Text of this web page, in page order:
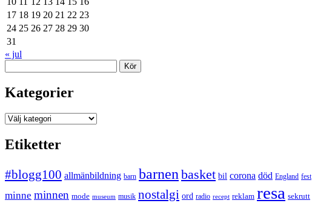
17 18 19 20 21 22 23
24 25 26 27 28 29 30
31
« jul
Kategorier
Kategorier
Etiketter
#blogg100 allmänbildning barn barnen basket bil corona död England fest
minne minnen mode museum musik nostalgi ord radio recept reklam resa sekrutt